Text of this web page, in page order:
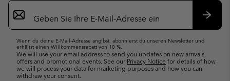
Newsletter-
Anmeldung
Wenn du deine E-Mail-Adresse angibst, abonnierst du unseren Newsletter und
erhältst einen Willkommensrabatt von 10 %.
We will use your email address to send you updates on new arrivals,
offers and promotional events. See our Privacy Notice for details of how
we will process your data for marketing purposes and how you can
withdraw your consent.